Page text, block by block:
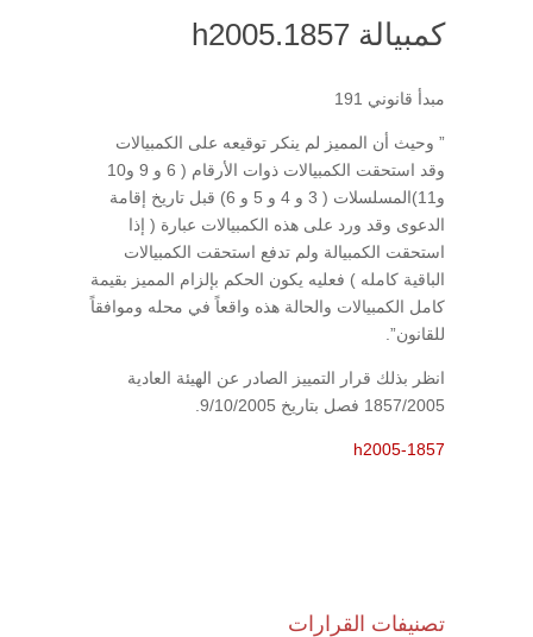
كمبيالة h2005.1857
مبدأ قانوني 191
” وحيث أن المميز لم ينكر توقيعه على الكمبيالات
وقد استحقت الكمبيالات ذوات الأرقام ( 6 و 9 و10
و11)المسلسلات ( 3 و 4 و 5 و 6) قبل تاريخ إقامة
الدعوى وقد ورد على هذه الكمبيالات عبارة ( إذا
استحقت الكمبيالة ولم تدفع استحقت الكمبيالات
الباقية كامله ) فعليه يكون الحكم بإلزام المميز بقيمة
كامل الكمبيالات والحالة هذه واقعاً في محله وموافقاً
للقانون”.
انظر بذلك قرار التمييز الصادر عن الهيئة العادية
1857/2005 فصل بتاريخ 9/10/2005.
h2005-1857
تصنيفات القرارات